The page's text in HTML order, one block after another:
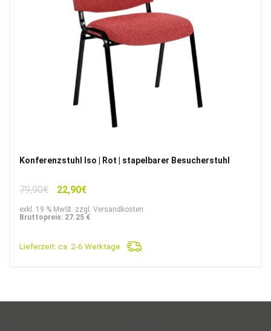
Konferenzstuhl Iso | Rot | stapelbarer Besucherstuhl
79,90€
Ursprünglicher
war:
22,90€Aktueller
ist:
exkl. 19 % MwSt. zzgl. Versandkosten
Bruttopreis: 27.25 €
Lieferzeit: ca. 2-6 Werktage